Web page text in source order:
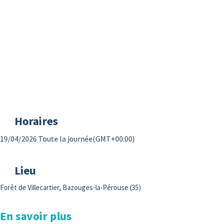
Horaires
19/04/2026 Toute la journée(GMT+00:00)
Lieu
Forêt de Villecartier, Bazouges-la-Pérouse (35)
En savoir plus